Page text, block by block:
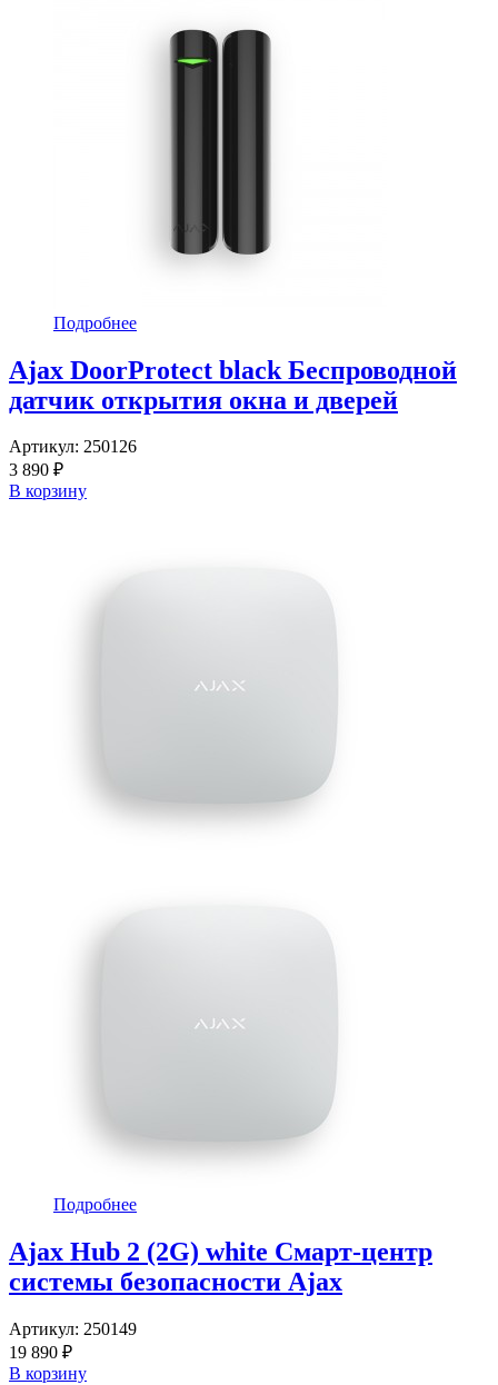
Подробнее
Ajax DoorProtect black Беспроводной
датчик открытия окна и дверей
Артикул: 250126
3 890 ₽
В корзину
Подробнее
Ajax Hub 2 (2G) white Смарт-центр
системы безопасности Ajax
Артикул: 250149
19 890 ₽
В корзину